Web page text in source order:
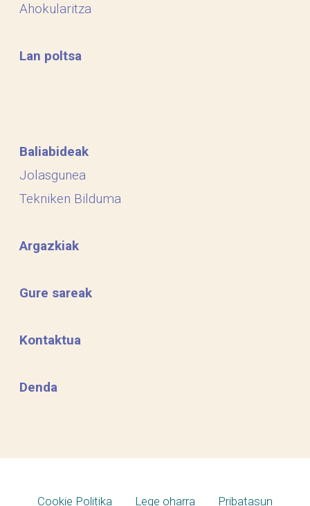
Ahokularitza
Lan poltsa
Baliabideak
Jolasgunea
Tekniken Bilduma
Argazkiak
Gure sareak
Kontaktua
Denda
Cookie Politika Lege oharra Pribatasun